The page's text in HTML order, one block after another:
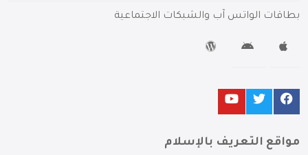
بطاقات الواتس آب والشبكات الاجتماعية
مواقع التعريف بالإسلام